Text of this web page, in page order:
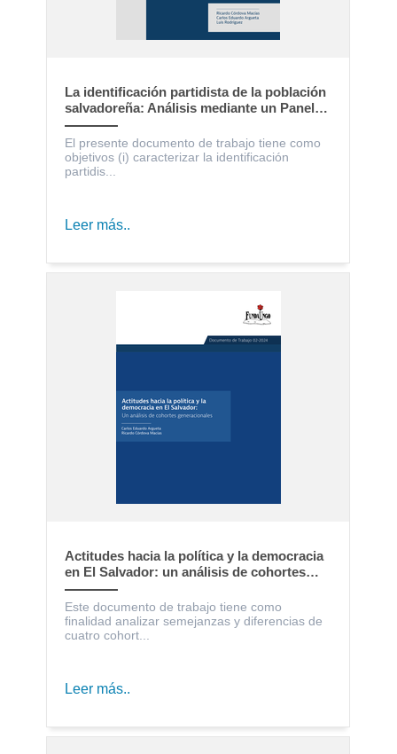
La identificación partidista de la población
salvadoreña: Análisis mediante un Panel
Electoral
El presente documento de trabajo tiene como
objetivos (i) caracterizar la identificación
partidis...
Leer más..
Actitudes hacia la política y la democracia
en El Salvador: un análisis de cohortes
generacionales
Este documento de trabajo tiene como
finalidad analizar semejanzas y diferencias de
cuatro cohort...
Leer más..